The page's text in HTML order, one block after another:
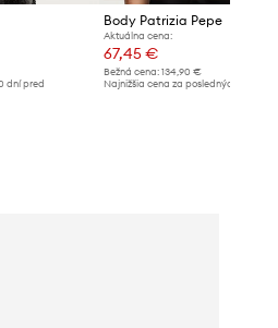
dní pred
Body Patrizia Pepe
Aktuálna cena:
67,45 €
Bežná cena: 134,90 €
Najnižšia cena za posledných 30 dní